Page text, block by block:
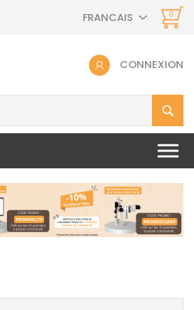
FRANCAIS 0
CONNEXION